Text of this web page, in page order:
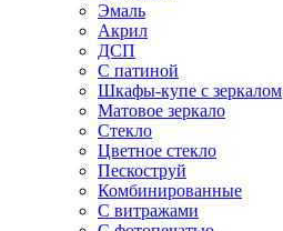
Эмаль
Акрил
ДСП
С патиной
Шкафы-купе с зеркалом
Матовое зеркало
Стекло
Цветное стекло
Пескоструй
Комбинированные
С витражами